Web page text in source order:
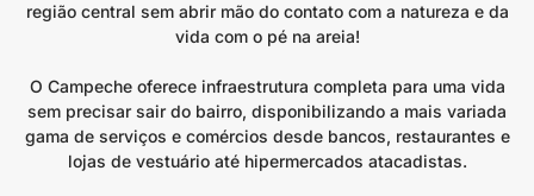
região central sem abrir mão do contato com a natureza e da
vida com o pé na areia!
O Campeche oferece infraestrutura completa para uma vida
sem precisar sair do bairro, disponibilizando a mais variada
gama de serviços e comércios desde bancos, restaurantes e
lojas de vestuário até hipermercados atacadistas.